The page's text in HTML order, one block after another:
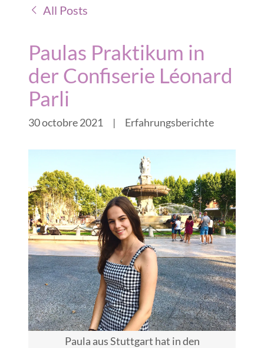
All Posts
Paulas Praktikum in
der Confiserie Léonard
Parli
30 octobre 2021 | Erfahrungsberichte
Paula aus Stuttgart hat in den